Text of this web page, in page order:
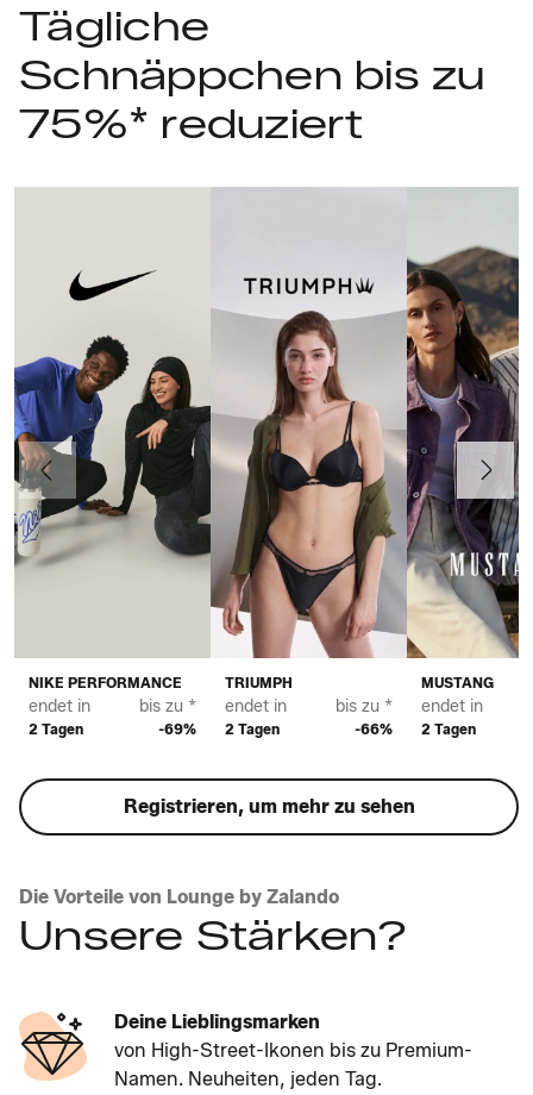
Tägliche
Schnäppchen bis zu
75%* reduziert
NIKE PERFORMANCE
endet in
2 Tagen
bis zu *
-69%
TRIUMPH
endet in
2 Tagen
bis zu *
-66%
MUSTANG
endet in
2 Tagen
Vorherige Weiter
Registrieren, um mehr zu sehen
Die Vorteile von Lounge by Zalando
Unsere Stärken?
Deine Lieblingsmarken
von High-Street-Ikonen bis zu Premium-
Namen. Neuheiten, jeden Tag.